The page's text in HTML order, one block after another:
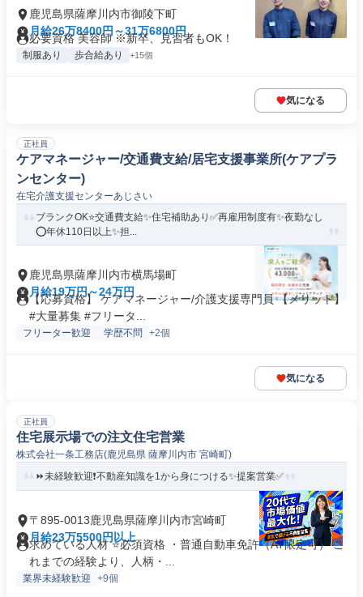
鹿児島県薩摩川内市御陵下町
月給26万8400円～31万6800円
必要資格 美容師 ※新卒、見習者もOK！
制服あり 歩合給あり +15個
気になる
正社員
ケアマネージャー/交通費支給/居宅支援事業所(ケアプラ
ンセンター)
在宅介護支援センターあじさい
ブランクOK⭐️交通費支給✨住宅補助あり✅️再雇用制度有✨夜勤なし
⭕️年休110日以上✨担...
鹿児島県薩摩川内市横馬場町
月給19万円～24万円
【応募資格】 ケアマネージャー/介護支援専門員 【メリット】
#大量募集 #フリータ...
フリーター歓迎 学歴不問 +2個
気になる
正社員
住宅展示場での注文住宅営業
株式会社一条工務店(鹿児島県 薩摩川内市 宮崎町)
⏩️未経験歓迎❗️不動産知識を1から身につける✨️提案営業✅
〒895-0013鹿児島県薩摩川内市宮崎町
月給23万5500円以上
求めている人材 ⭐必須資格 ・普通自動車免許（AT限定可） こ
れまでの経験より、人柄・...
業界未経験歓迎 +9個